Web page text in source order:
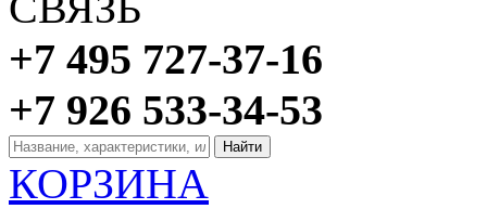
+7 495 727-37-16
+7 926 533-34-53
КОРЗИНА